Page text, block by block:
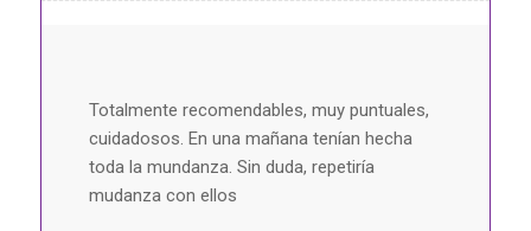
Totalmente recomendables, muy puntuales,
cuidadosos. En una mañana tenían hecha
toda la mundanza. Sin duda, repetiría
mudanza con ellos